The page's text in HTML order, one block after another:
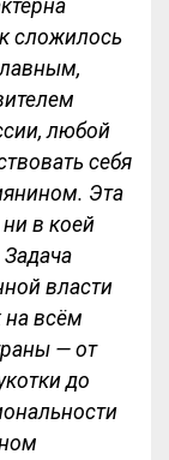
сложилось
любой
себя
Эта
ни в коей
власти
на всём
— от
до